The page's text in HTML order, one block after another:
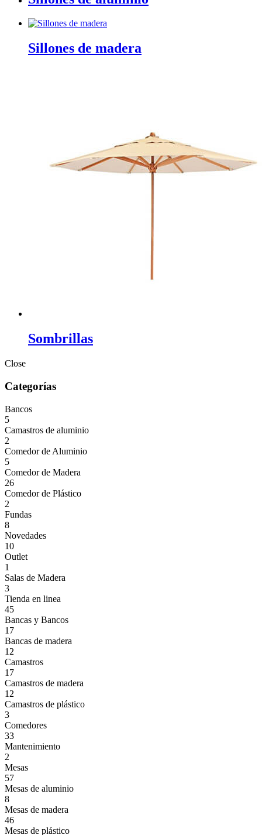
Sillones de madera
Sombrillas
Close
Categorías
Bancos
5
Camastros de aluminio
2
Comedor de Aluminio
5
Comedor de Madera
26
Comedor de Plástico
2
Fundas
8
Novedades
10
Outlet
1
Salas de Madera
3
Tienda en linea
45
Bancas y Bancos
17
Bancas de madera
12
Camastros
17
Camastros de madera
12
Camastros de plástico
3
Comedores
33
Mantenimiento
2
Mesas
57
Mesas de aluminio
8
Mesas de madera
46
Mesas de plástico